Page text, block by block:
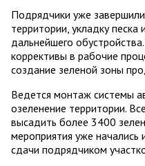
Подрядчики уже
территории, укладку
дальнейшего
коррективы в рабочие
создание зеленой зоны
Ведется монтаж системы
озеленение территории.
высадить более 3400
мероприятия уже
сдачи подрядчиком